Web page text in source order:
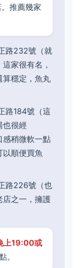
推薦幾家
路232號（就
家很有名，
算穩定，魚丸
路184號（這
也很經
感稍微軟一點
順便買魚
路226號（也
店之一，擁護
上19:00或
。